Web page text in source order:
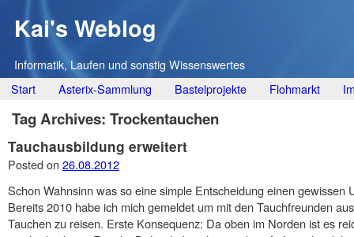
Kai's Weblog
Informatik, Laufen und sonstig Wissenswertes
Main menu
Skip
to
content
Start Asterix-Sammlung Bastelprojekte Flohmarkt
Tag Archives: Trockentauchen
Tauchausbildung erweitert
Posted on 26.08.2012
Schon Wahnsinn was so eine simple Entscheidung einen gewissen
Bereits 2010 habe ich mich gemeldet um mit den Tauchfreunden
Tauchen zu reisen. Erste Konsequenz: Da oben im Norden ist es